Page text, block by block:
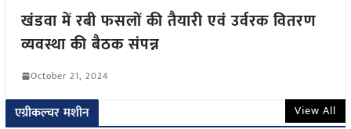
खंडवा में रबी फसलों की तैयारी एवं उर्वरक वितरण
व्यवस्था की बैठक संपन्न
October 21, 2024
एग्रीकल्चर मशीन View All